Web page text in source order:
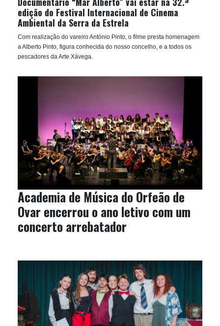
edição do Festival Internacional de Cinema
Ambiental da Serra da Estrela
Com realização do vareiro António Pinto, o filme presta homenagem
a Alberto Pinto, figura conhecida do nosso concelho, e a todos os
pescadores da Arte Xávega.
Academia de Música do Orfeão de
Ovar encerrou o ano letivo com um
concerto arrebatador